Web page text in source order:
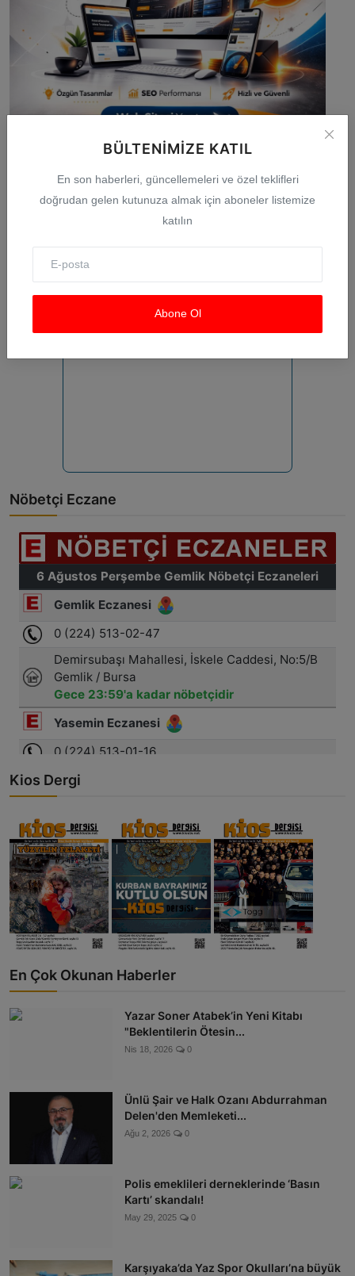
BÜLTENIMIZE KATIL
En son haberleri, güncellemeleri ve özel teklifleri
doğrudan gelen kutunuza almak için aboneler listemize
katılın
Abone Ol
Hava Durumu
Nöbetçi Eczane
Kios Dergi
En Çok Okunan Haberler
Yazar Soner Atabek’in Yeni Kitabı
"Beklentilerin Ötesin...
Nis 18, 2026 0
Ünlü Şair ve Halk Ozanı Abdurrahman
Delen'den Memleketi...
Ağu 2, 2026 0
Polis emeklileri derneklerinde ‘Basın
Kartı’ skandalı!
May 29, 2025 0
Karşıyaka’da Yaz Spor Okulları’na büyük